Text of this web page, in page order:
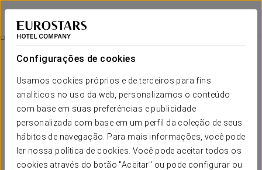
Configurações de cookies
Usamos cookies próprios e de terceiros para fins
analíticos no uso da web, personalizamos o conteúdo
com base em suas preferências e publicidade
personalizada com base em um perfil da coleção de seus
hábitos de navegação. Para mais informações, você pode
ler nossa política de cookies. Você pode aceitar todos os
cookies através do botão "Aceitar" ou pode configurar ou
Eurostars Louxo Talaso
PONTEVEDRA - OGROVE
Quartos
Quartos
O conforto e descanso que necessita
Os 116 quartos do Eurostars Louxo Talaso são espaços
confortáveis, acolhedores e elegantes, cheios de pormenores
e com as melhores vistas para a Ria de Arousa e a Ilha da
Toxa. Neles viverá momentos inesquecíveis graças ao seu
conforto, ao seu cuidado design e às suas vistas
espetaculares.